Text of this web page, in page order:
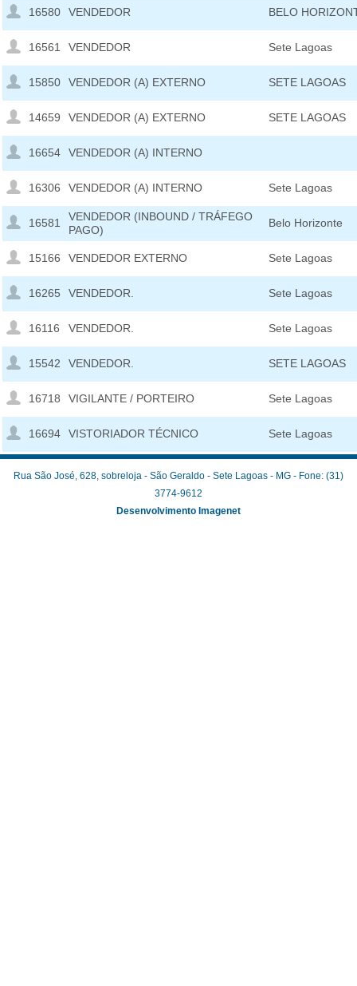
16580 VENDEDOR BELO
16561 VENDEDOR Sete Lagoas
15850 VENDEDOR (A) EXTERNO SETE LAGOAS
14659 VENDEDOR (A) EXTERNO SETE LAGOAS
16654 VENDEDOR (A) INTERNO
16306 VENDEDOR (A) INTERNO Sete Lagoas
16581
VENDEDOR (INBOUND / TRÁFEGO
PAGO)
Belo Horizonte
15166 VENDEDOR EXTERNO Sete Lagoas
16265 VENDEDOR. Sete Lagoas
16116 VENDEDOR. Sete Lagoas
15542 VENDEDOR. SETE LAGOAS
16718 VIGILANTE / PORTEIRO Sete Lagoas
16694 VISTORIADOR TÉCNICO Sete Lagoas
Rua São José, 628, sobreloja - São Geraldo - Sete Lagoas - MG - Fone: (31)
3774-9612
Desenvolvimento Imagenet